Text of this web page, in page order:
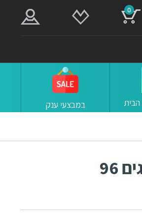
0
הבית במבצעי ענק
ידיות למטבח ורהיטים 7114 מרחק ברגים 96